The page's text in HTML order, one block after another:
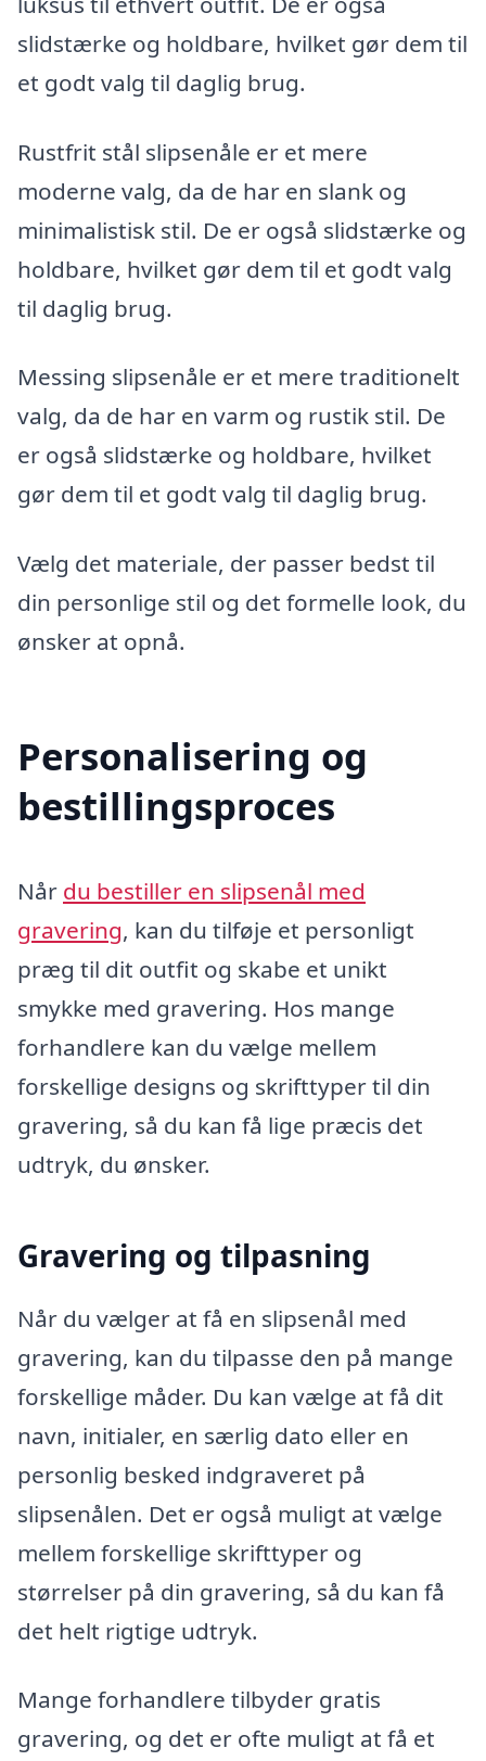
slidstærke og holdbare, hvilket gør dem til
et godt valg til daglig brug.
Rustfrit stål slipsenåle er et mere
moderne valg, da de har en slank og
minimalistisk stil. De er også slidstærke og
holdbare, hvilket gør dem til et godt valg
til daglig brug.
Messing slipsenåle er et mere traditionelt
valg, da de har en varm og rustik stil. De
er også slidstærke og holdbare, hvilket
gør dem til et godt valg til daglig brug.
Vælg det materiale, der passer bedst til
din personlige stil og det formelle look, du
ønsker at opnå.
Personalisering og
bestillingsproces
Når du bestiller en slipsenål med
gravering, kan du tilføje et personligt
præg til dit outfit og skabe et unikt
smykke med gravering. Hos mange
forhandlere kan du vælge mellem
forskellige designs og skrifttyper til din
gravering, så du kan få lige præcis det
udtryk, du ønsker.
Gravering og tilpasning
Når du vælger at få en slipsenål med
gravering, kan du tilpasse den på mange
forskellige måder. Du kan vælge at få dit
navn, initialer, en særlig dato eller en
personlig besked indgraveret på
slipsenålen. Det er også muligt at vælge
mellem forskellige skrifttyper og
størrelser på din gravering, så du kan få
det helt rigtige udtryk.
Mange forhandlere tilbyder gratis
gravering, og det er ofte muligt at få et